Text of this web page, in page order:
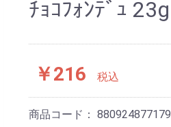
ﾁｮｺﾌｫﾝﾃﾞｭ 23g
￥216 税込
商品コード：